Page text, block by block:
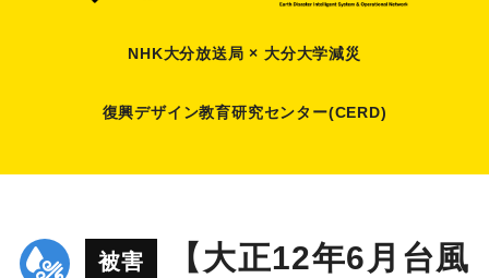
NHK大分放送局 × 大分大学減災
復興デザイン教育研究センター(CERD)
被害
【大正12年6月台風